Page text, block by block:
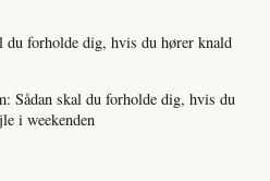
du forholde dig, hvis du hører knald
Sådan skal du forholde dig, hvis du
i weekenden